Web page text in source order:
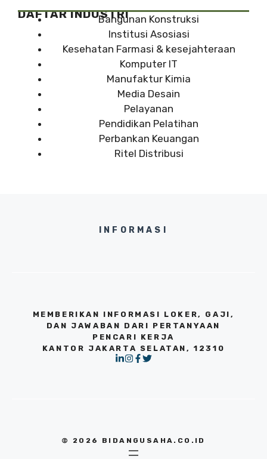
DAFTAR INDUSTRIBangunan Konstruksi
Institusi Asosiasi
Kesehatan Farmasi & kesejahteraan
Komputer IT
Manufaktur Kimia
Media Desain
Pelayanan
Pendidikan Pelatihan
Perbankan Keuangan
Ritel Distribusi
INFORMASI
MEMBERIKAN INFORMASI LOKER, GAJI,
DAN JAWABAN DARI PERTANYAAN
PENCARI KERJA
KANTOR JAKARTA SELATAN, 12310
© 2026 BIDANGUSAHA.CO.ID